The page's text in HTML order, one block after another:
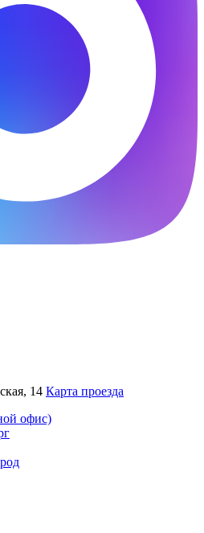
14 Карта проезда
офис)